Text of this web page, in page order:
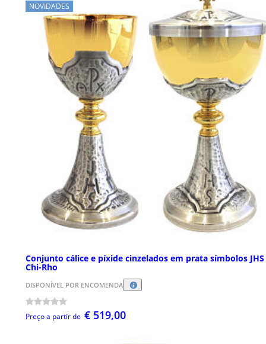
NOVIDADES
Conjunto cálice e píxide cinzelados em prata símbolos JHS
Chi-Rho
DISPONÍVEL POR ENCOMENDA
Preço a partir de € 519,00